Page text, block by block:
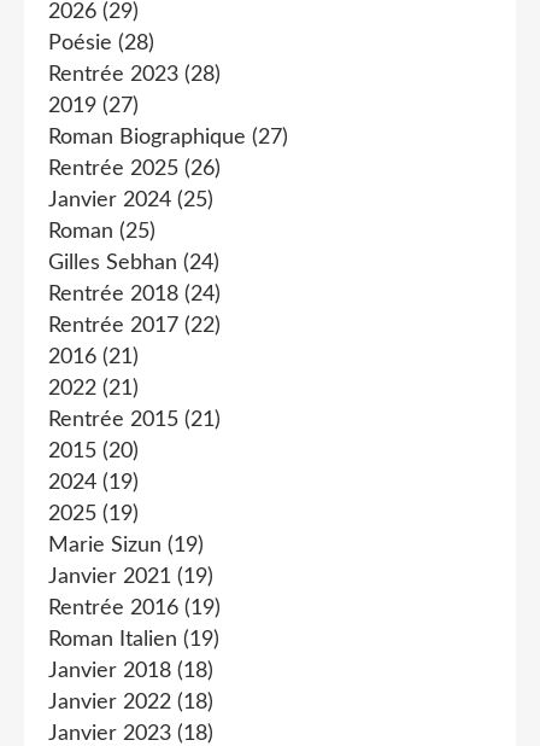
2026 (29)
Poésie (28)
Rentrée 2023 (28)
2019 (27)
Roman Biographique (27)
Rentrée 2025 (26)
Janvier 2024 (25)
Roman (25)
Gilles Sebhan (24)
Rentrée 2018 (24)
Rentrée 2017 (22)
2016 (21)
2022 (21)
Rentrée 2015 (21)
2015 (20)
2024 (19)
2025 (19)
Marie Sizun (19)
Janvier 2021 (19)
Rentrée 2016 (19)
Roman Italien (19)
Janvier 2018 (18)
Janvier 2022 (18)
Janvier 2023 (18)